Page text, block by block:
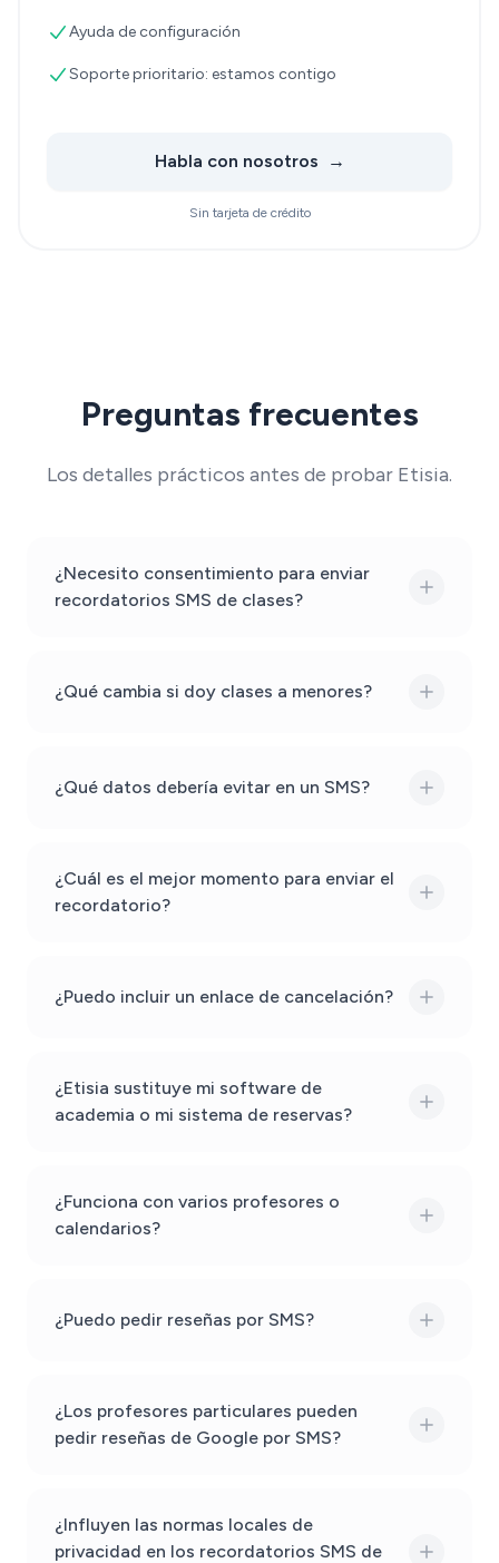
Ayuda de configuración
Soporte prioritario: estamos contigo
Habla con nosotros →
Sin tarjeta de crédito
Preguntas frecuentes
Los detalles prácticos antes de probar Etisia.
¿Necesito consentimiento para enviar
recordatorios SMS de clases?
¿Qué cambia si doy clases a menores?
¿Qué datos debería evitar en un SMS?
¿Cuál es el mejor momento para enviar el
recordatorio?
¿Puedo incluir un enlace de cancelación?
¿Etisia sustituye mi software de
academia o mi sistema de reservas?
¿Funciona con varios profesores o
calendarios?
¿Puedo pedir reseñas por SMS?
¿Los profesores particulares pueden
pedir reseñas de Google por SMS?
¿Influyen las normas locales de
privacidad en los recordatorios SMS de